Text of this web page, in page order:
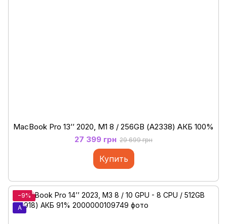
MacBook Pro 13’’ 2020, M1 8 / 256GB (А2338) АКБ 100%
27 399 грн 29 699 грн
Купить
−9%
A